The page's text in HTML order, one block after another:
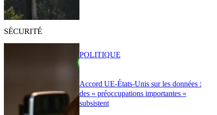
SÉCURITÉ
Accord UE-États-Unis sur les données :
des « préoccupations importantes »
subsistent
POLITIQUE